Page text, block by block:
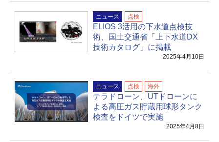
ニュース 点検
ELIOS 3活用の下水道点検技
術、国土交通省「上下水道DX
技術カタログ」に掲載
2025年4月10日
ニュース 点検 海外
テラドローン、UTドローンに
よる高圧ガス貯蔵用球形タンク
検査をドイツで実施
2025年4月8日